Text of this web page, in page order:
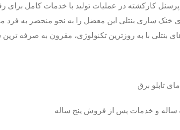
کارکشته در عملیات تولید با خدمات کامل
سازی بنتلی این معضل را به نحو منحصر به فرد
بنتلی با به روزترین تکنولوژی، مقرون به صرفه